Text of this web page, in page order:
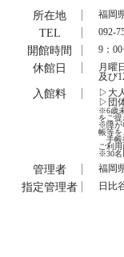
所在地 福岡
TEL 092-
開館時間 9：
休館日 月曜
及び
入館料 ▷大
▷団
※6歳
をご提
※障が
帳等
手帳
ご利
※30名
管理者 福岡
指定管理者 日比